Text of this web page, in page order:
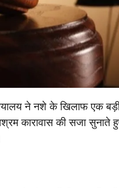
ने नशे के खिलाफ एक
कारावास की सजा सुनाते